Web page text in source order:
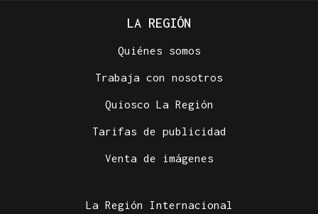
LA REGIÓN
Quiénes somos
Trabaja con nosotros
Quiosco La Región
Tarifas de publicidad
Venta de imágenes
La Región Internacional